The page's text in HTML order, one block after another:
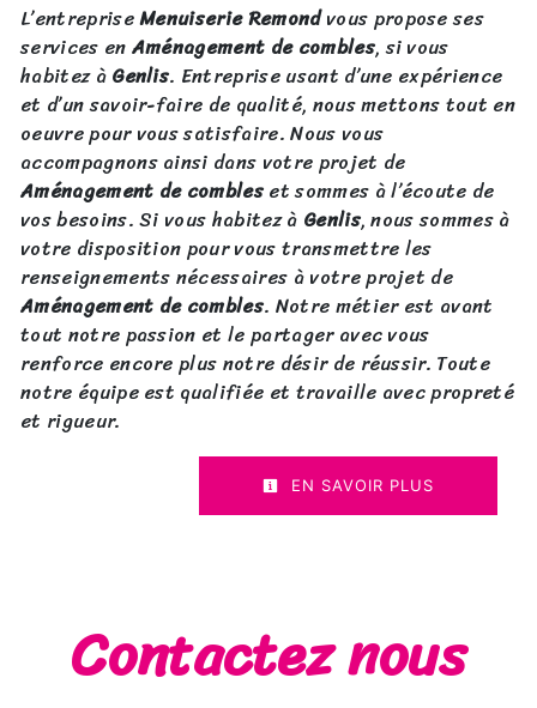
L’entrepriseMenuiserie Remondvous propose ses
services enAménagement de combles, si vous
habitez àGenlis. Entreprise usant d’une expérience
et d’un savoir-faire de qualité, nous mettons tout en
oeuvre pour vous satisfaire. Nous vous
accompagnons ainsi dans votre projet de
Aménagement de combleset sommes à l’écoute de
vos besoins. Si vous habitez à Genlis, nous sommes à
votre disposition pour vous transmettre les
renseignements nécessaires à votre projet de
Aménagement de combles. Notre métier est avant
tout notre passion et le partager avec vous
renforce encore plus notre désir de réussir. Toute
notre équipe est qualifiée et travaille avec propreté
et rigueur.
EN SAVOIR PLUS
Contactez nous